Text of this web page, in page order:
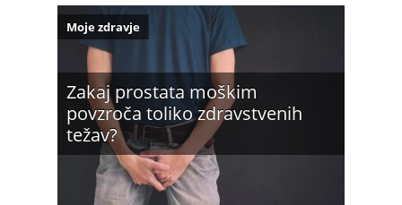
Zakaj prostata moškim
povzroča toliko zdravstvenih
težav?
Moje zdravje